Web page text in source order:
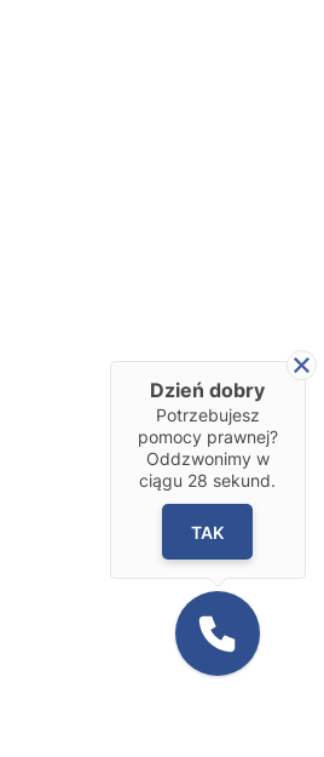
Dzień dobry
Potrzebujesz
pomocy prawnej?
Oddzwonimy w
ciągu 28 sekund.
TAK